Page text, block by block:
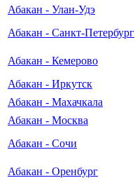
Абакан - Улан-Удэ
Абакан - Санкт-Петербург
Абакан - Кемерово
Абакан - Иркутск
Абакан - Махачкала
Абакан - Москва
Абакан - Сочи
Абакан - Оренбург